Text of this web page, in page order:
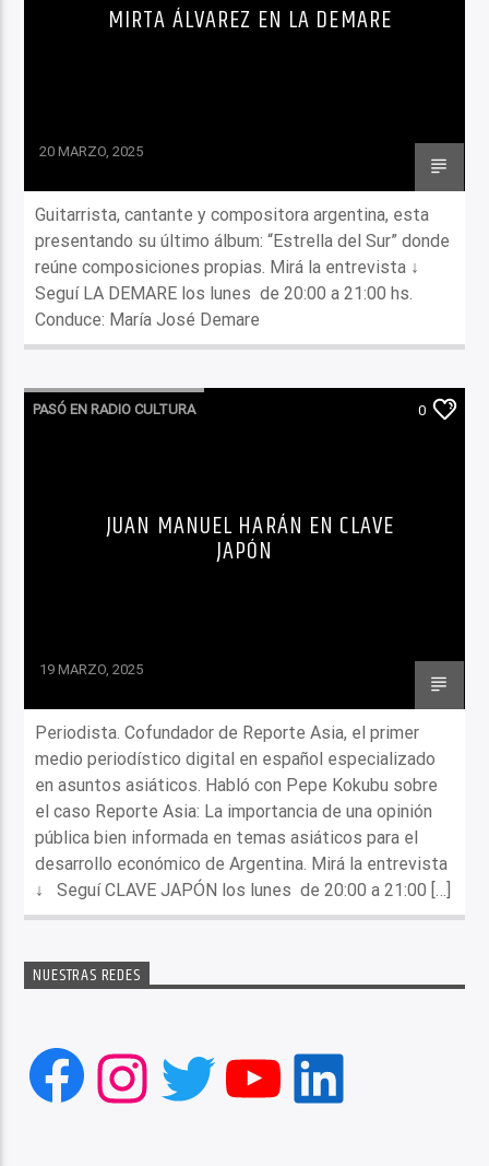
MIRTA ÁLVAREZ EN LA DEMARE
20 MARZO, 2025
Guitarrista, cantante y compositora argentina, esta
presentando su último álbum: “Estrella del Sur” donde
reúne composiciones propias. Mirá la entrevista ↓
Seguí LA DEMARE los lunes de 20:00 a 21:00 hs.
Conduce: María José Demare
PASÓ EN RADIO CULTURA 0
JUAN MANUEL HARÁN EN CLAVE
JAPÓN
19 MARZO, 2025
Periodista. Cofundador de Reporte Asia, el primer
medio periodístico digital en español especializado
en asuntos asiáticos. Habló con Pepe Kokubu sobre
el caso Reporte Asia: La importancia de una opinión
pública bien informada en temas asiáticos para el
desarrollo económico de Argentina. Mirá la entrevista
↓ Seguí CLAVE JAPÓN los lunes de 20:00 a 21:00 […]
NUESTRAS REDES
Facebook
Instagram
Twitter
YouTube
LinkedIn